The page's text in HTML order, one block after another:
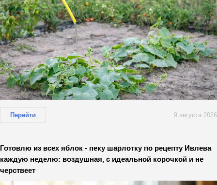
Перейти 9 августа 2026
Готовлю из всех яблок - пеку шарлотку по рецепту Ивлева
каждую неделю: воздушная, с идеальной корочкой и не
черствеет